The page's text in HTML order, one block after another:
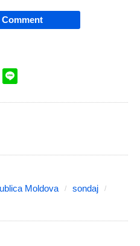
Comment
Moldova
sondaj